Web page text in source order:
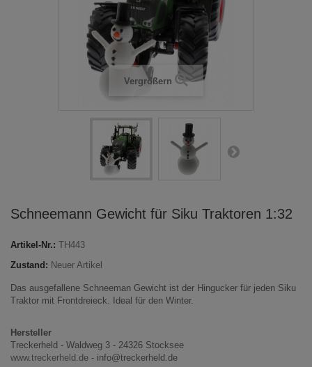
Vergrößern
Schneemann Gewicht für Siku Traktoren 1:32
Artikel-Nr.: TH443
Zustand: Neuer Artikel
Das ausgefallene Schneeman Gewicht ist der Hingucker für jeden Siku
Traktor mit Frontdreieck. Ideal für den Winter.
Hersteller
Treckerheld - Waldweg 3 - 24326 Stocksee
www.treckerheld.de - info@treckerheld.de